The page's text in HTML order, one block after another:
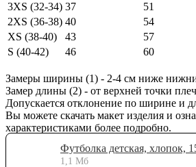
3XS (32-34) 37
51
2XS (36-38) 40
54
XS (38-40)
43
57
S (40-42)
46 60
Замеры ширины (1) - 2-4 см ниже
Замер длины (2) - от верхней точки
Допускается отклонение по ширине и
Вы можете скачать макет изделия и
характеристиками более подробно.
Футболка детская, хлопок,
1,1 Мб